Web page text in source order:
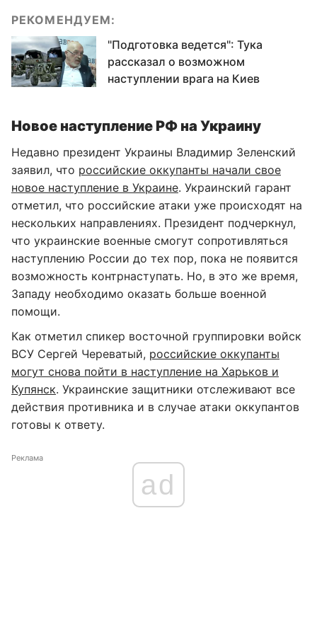
РЕКОМЕНДУЕМ:
"Подготовка ведется": Тука
рассказал о возможном
наступлении врага на Киев
Новое наступление РФ на Украину
Недавно президент Украины Владимир Зеленский
заявил, что российские оккупанты начали свое
новое наступление в Украине. Украинский гарант
отметил, что российские атаки уже происходят на
нескольких направлениях. Президент подчеркнул,
что украинские военные смогут сопротивляться
наступлению России до тех пор, пока не появится
возможность контрнаступать. Но, в это же время,
Западу необходимо оказать больше военной
помощи.
Как отметил спикер восточной группировки войск
ВСУ Сергей Череватый, российские оккупанты
могут снова пойти в наступление на Харьков и
Купянск. Украинские защитники отслеживают все
действия противника и в случае атаки оккупантов
готовы к ответу.
Реклама
ad